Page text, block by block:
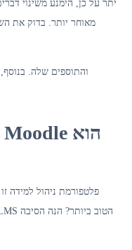
יתר על כן, הימנע משינוי
מאוחר יותר. בדוק את
פלטפורמת ניהול למידה